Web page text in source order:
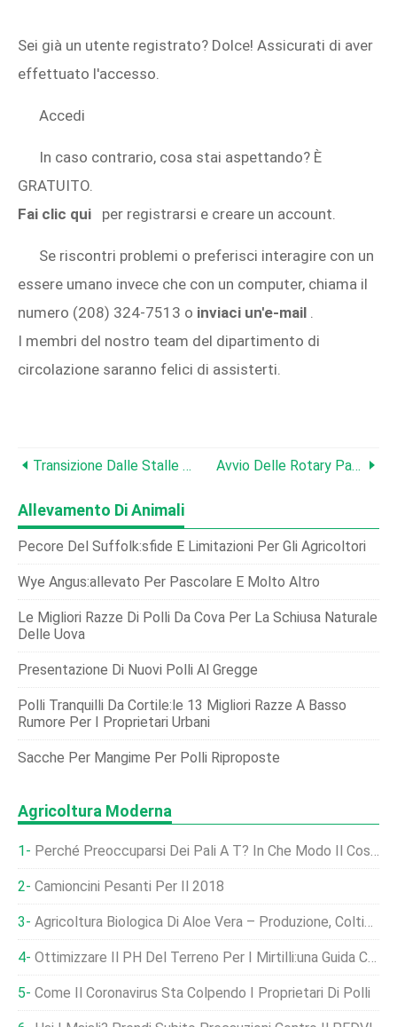
Sei già un utente registrato? Dolce! Assicurati di aver
effettuato l'accesso.
Accedi
In caso contrario, cosa stai aspettando? È
GRATUITO.
Fai clic qui
per registrarsi e creare un account.
Se riscontri problemi o preferisci interagire con un
essere umano invece che con un computer, chiama il
numero (208) 324-7513 o inviaci un'e-mail
I membri del nostro team del dipartimento di
circolazione saranno felici di assisterti.
Transizione Dalle Stalle A Posta:nuova Costruzione Vs. Adeguamento Per La Mungitura Automatizzata Avvio Delle Rotary Parlor:una Guida Per Un'implementazione Di Successo
Allevamento Di Animali
Pecore Del Suffolk:sfide E Limitazioni Per Gli Agricoltori
Wye Angus:allevato Per Pascolare E Molto Altro
Le Migliori Razze Di Polli Da Cova Per La Schiusa Naturale
Delle Uova
Presentazione Di Nuovi Polli Al Gregge
Polli Tranquilli Da Cortile:le 13 Migliori Razze A Basso
Rumore Per I Proprietari Urbani
Sacche Per Mangime Per Polli Riproposte
Agricoltura Moderna
Perché Preoccuparsi Dei Pali A T? In Che Modo Il Costa Rica Ha Modificato Il Mio Atteggiamento
Camioncini Pesanti Per Il 2018
Agricoltura Biologica Di Aloe Vera – Produzione, Coltivazione
Ottimizzare Il PH Del Terreno Per I Mirtilli:una Guida Completa
Come Il Coronavirus Sta Colpendo I Proprietari Di Polli